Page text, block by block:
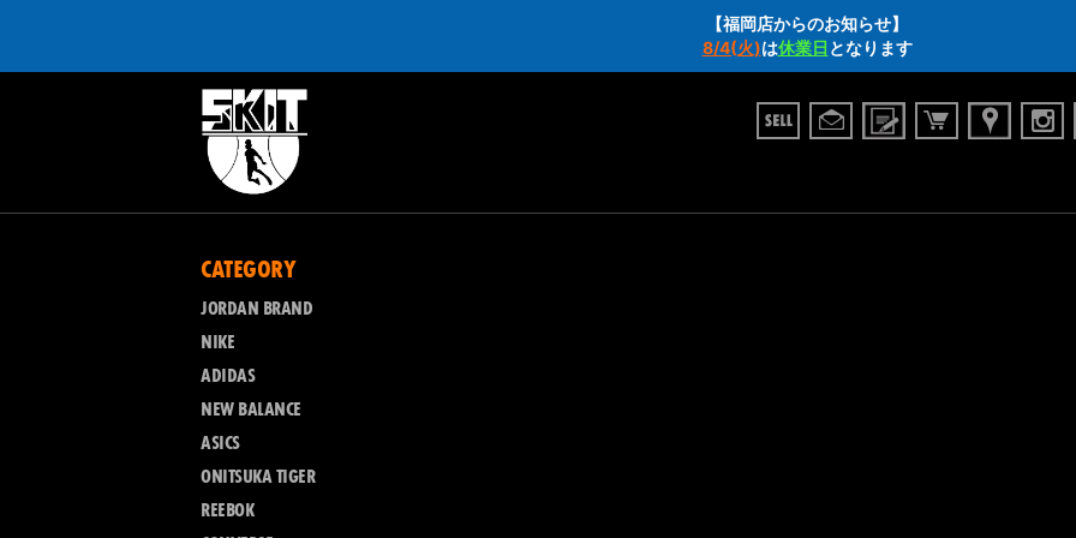
【福岡店からのお知らせ】
8/4(火)は休業日 となります
CATEGORY
JORDAN BRAND
NIKE
ADIDAS
NEW BALANCE
ASICS
ONITSUKA TIGER
REEBOK